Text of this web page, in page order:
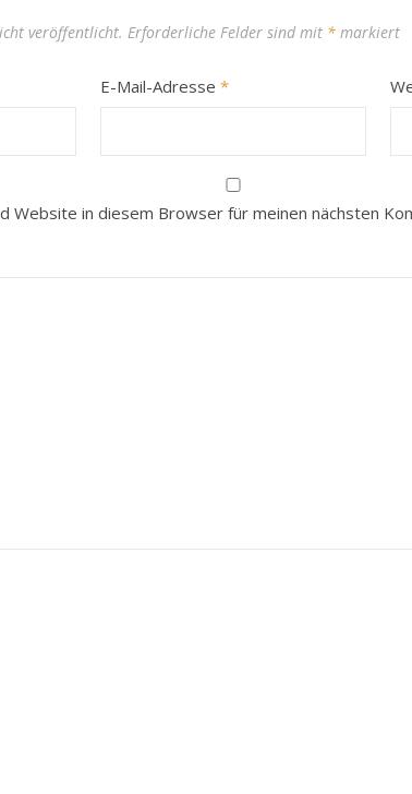
veröffentlicht. Erforderliche Felder sind mit * markiert
E-Mail-Adresse *
Website in diesem Browser für meinen nächsten